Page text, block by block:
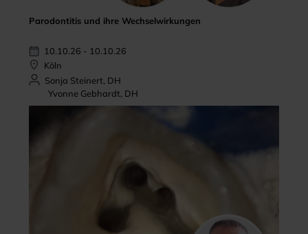
Parodontitis und ihre Wechselwirkungen
10.10.26 - 10.10.26
Köln
Sonja Steinert, DH
Yvonne Gebhardt, DH